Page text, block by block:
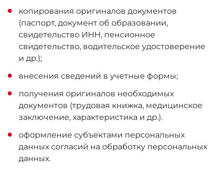
копирования оригиналов документов
(паспорт, документ об образовании,
свидетельство ИНН, пенсионное
свидетельство, водительское удостоверение
и др.);
внесения сведений в учетные формы;
получения оригиналов необходимых
документов (трудовая книжка, медицинское
заключение, характеристика и др.).
оформление субъектами персональных
данных согласий на обработку персональных
данных.